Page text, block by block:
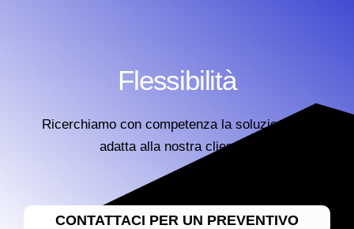
Flessibilità
Ricerchiamo con competenza la soluzione più
adatta alla nostra clientela
CONTATTACI PER UN PREVENTIVO